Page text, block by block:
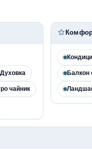
Духовка
чайник
Балкон